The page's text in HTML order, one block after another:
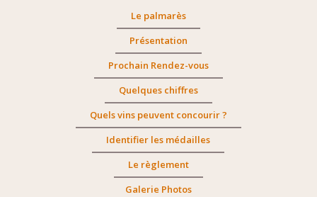
Le palmarès
Présentation
Prochain Rendez-vous
Quelques chiffres
Quels vins peuvent concourir ?
Identifier les médailles
Le règlement
Galerie Photos